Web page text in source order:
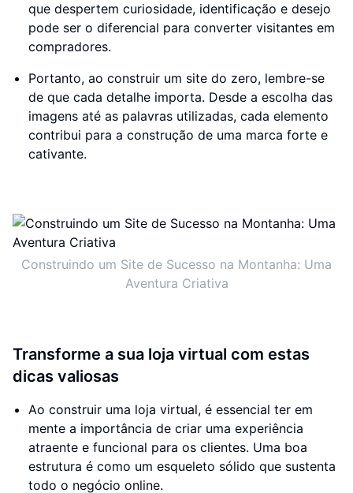
que despertem curiosidade, identificação e desejo
pode ser o diferencial para converter visitantes em
compradores.
Portanto, ao construir um site do zero, lembre-se
de que cada detalhe importa. Desde a escolha das
imagens até as palavras utilizadas, cada elemento
contribui para a construção de uma marca forte e
cativante.
Construindo um Site de Sucesso na Montanha: Uma
Aventura Criativa
Transforme a sua loja virtual com estas
dicas valiosas
Ao construir uma loja virtual, é essencial ter em
mente a importância de criar uma experiência
atraente e funcional para os clientes. Uma boa
estrutura é como um esqueleto sólido que sustenta
todo o negócio online.